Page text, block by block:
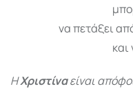
να πετάξει
και
ΗΧριστίναείναι